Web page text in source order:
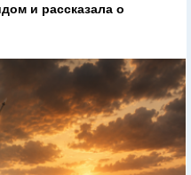
и рассказала о